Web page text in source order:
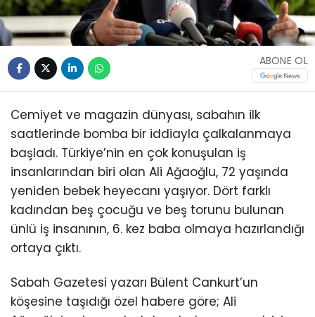
ABONE OL
Cemiyet ve magazin dünyası, sabahın ilk
saatlerinde bomba bir iddiayla çalkalanmaya
başladı. Türkiye’nin en çok konuşulan iş
insanlarından biri olan Ali Ağaoğlu, 72 yaşında
yeniden bebek heyecanı yaşıyor. Dört farklı
kadından beş çocuğu ve beş torunu bulunan
ünlü iş insanının, 6. kez baba olmaya hazırlandığı
ortaya çıktı.
Sabah Gazetesi yazarı Bülent Cankurt’un
köşesine taşıdığı özel habere göre; Ali